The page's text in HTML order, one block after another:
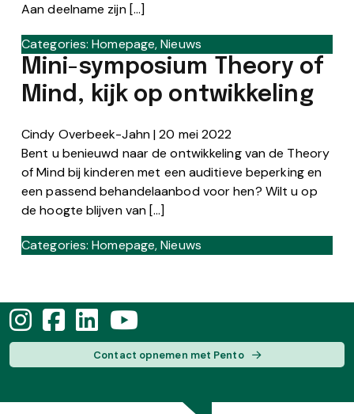
Aan deelname zijn […]
Categories:Homepage,Nieuws
Mini-symposium Theory of
Mind, kijk op ontwikkeling
Cindy Overbeek-Jahn|20 mei 2022
Bent u benieuwd naar de ontwikkeling van de Theory
of Mind bij kinderen met een auditieve beperking en
een passend behandelaanbod voor hen? Wilt u op
de hoogte blijven van […]
Categories:Homepage,Nieuws
Contact opnemen met Pento